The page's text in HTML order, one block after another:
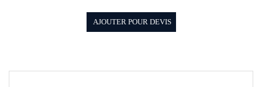
AJOUTER POUR DEVIS